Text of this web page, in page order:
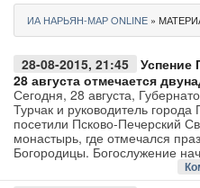
Политика
Бизнес
Общество
Культура
ИА НАРЬЯН-МАР ONLINE »
28-08-2015, 21:45
Успение
28 августа отмечается
Сегодня, 28 августа,
Турчак и руководитель
посетили Псково-Печерский
монастырь, где отмечался
Богородицы. Богослужение